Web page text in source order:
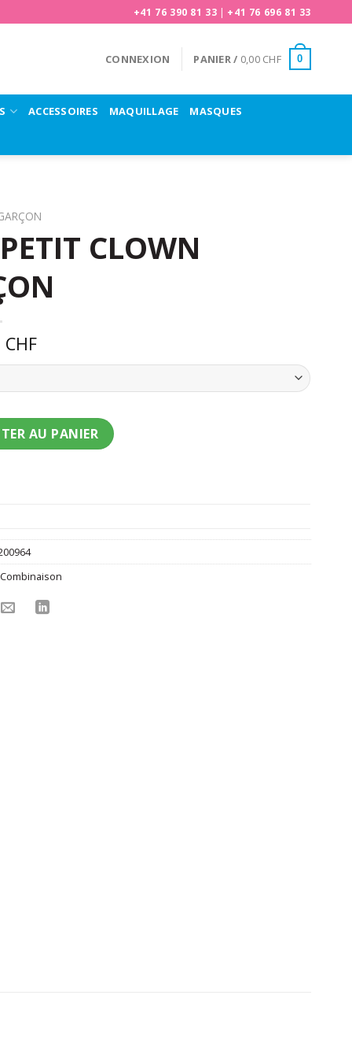
+41 76 390 81 33 | +41 76 696 81 33
CONNEXION PANIER / 0,00 CHF 0
ACCESSOIRES MAQUILLAGE MASQUES
CLOWN
CHF
petit clown garçon
AU PANIER
Combinaison